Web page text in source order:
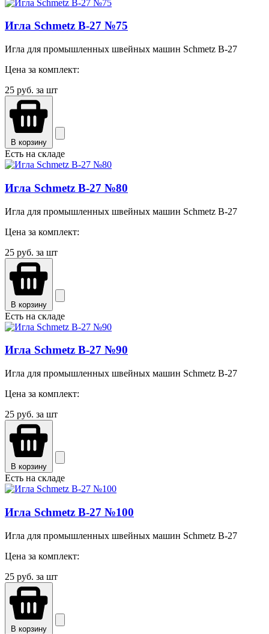
Игла Schmetz B-27 №75
Игла для промышленных швейных машин Schmetz B-27
Цена за комплект:
25 руб. за шт
В корзину
Есть на складе
Игла Schmetz B-27 №80
Игла для промышленных швейных машин Schmetz B-27
Цена за комплект:
25 руб. за шт
В корзину
Есть на складе
Игла Schmetz B-27 №90
Игла для промышленных швейных машин Schmetz B-27
Цена за комплект:
25 руб. за шт
В корзину
Есть на складе
Игла Schmetz B-27 №100
Игла для промышленных швейных машин Schmetz B-27
Цена за комплект:
25 руб. за шт
В корзину